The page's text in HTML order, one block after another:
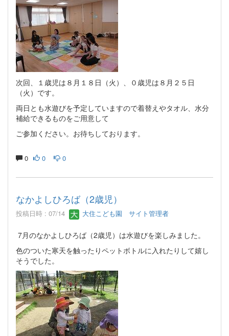
次回、１歳児は８月１８日（火）、０歳児は８月２５日
（火）です。
両日とも水遊びを予定していますので着替えやタオル、水分
補給できるものをご用意して
ご参加ください。お待ちしております。
0 0 0
なかよしひろば（2歳児）
投稿日時 : 07/14 大住こども園 サイト管理者
7月のなかよしひろば（2歳児）は水遊びを楽しみました。
色のついた寒天を触ったりペットボトルに入れたりして嬉し
そうでした。